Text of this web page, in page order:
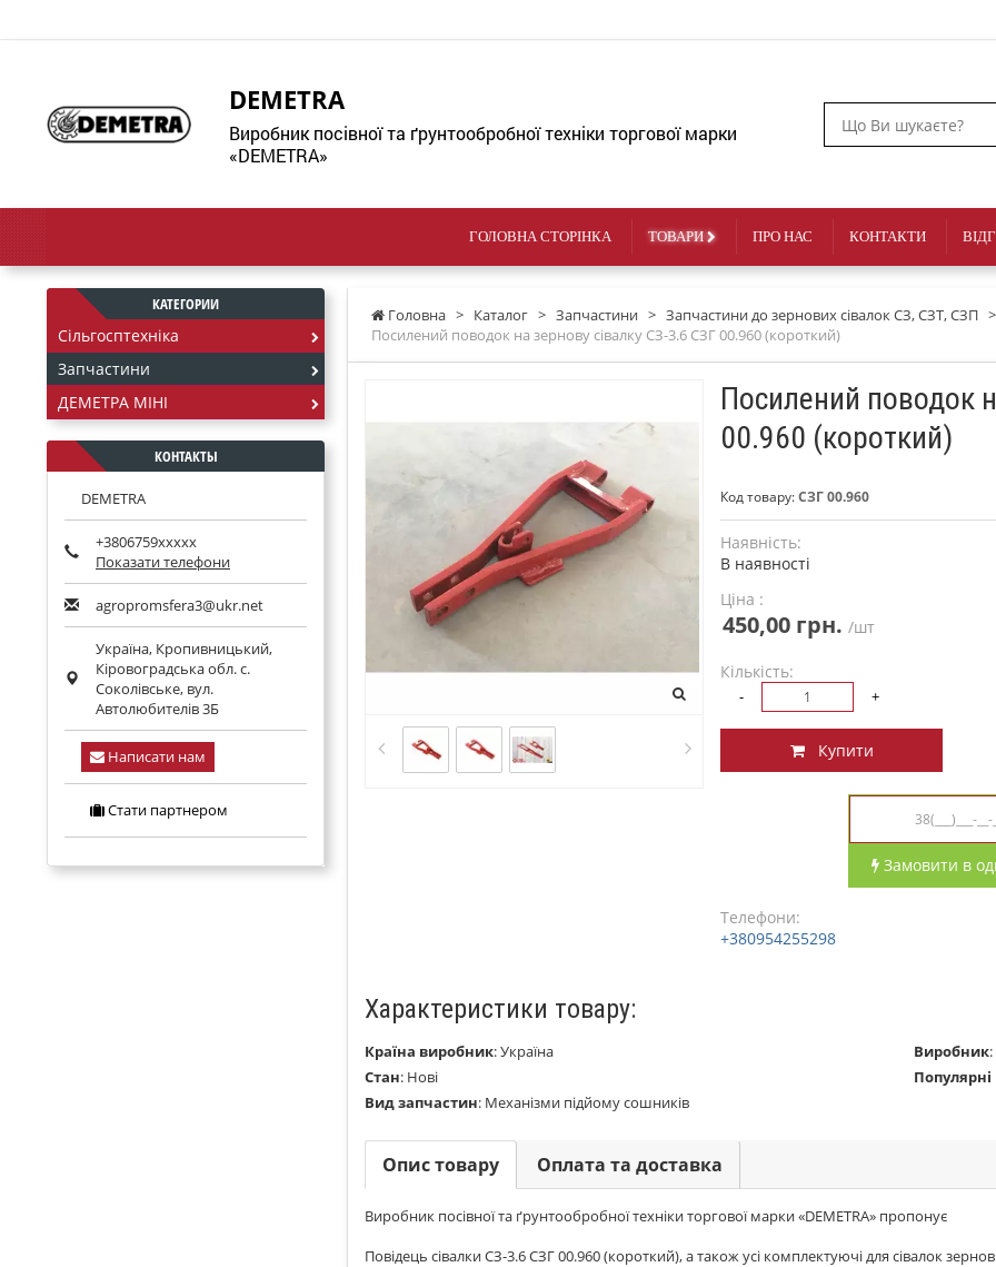
DEMETRA
Виробник посівної та ґрунтообробної техніки торгової марки
«DEMETRA»
ГОЛОВНА СТОРІНКА ТОВАРИ ПРО НАС КОНТАКТИ
Головна > Каталог > Запчастини > Запчастини до зернових сівалок СЗ, СЗТ, СЗП >
Посилений поводок на зернову сівалку СЗ-3.6 СЗГ 00.960 (короткий)
Посилений поводок
00.960 (короткий)
Код товару:СЗГ 00.960
Наявність:
В наявності
Ціна :
450,00 грн. /шт
Кількість:
- +
Купити
Замовити в
Телефони:
+380954255298
Характеристики товару:
Країна виробник:Україна Виробник:
Стан: Нові Популярні
Вид запчастин: Механізми підйому сошників
Опис товару Оплата та доставка
Виробник посівної та ґрунтообробної техніки торгової марки «DEMETRA» пропонує
Повідець сівалки СЗ-3.6 СЗГ 00.960 (короткий), а також усі комплектуючі для сівалок
КАТЕГОРИИ
Сільгосптехніка
Запчастини
ДЕМЕТРА МІНІ
КОНТАКТЫ
DEMETRA
+3806759xxxxx
Показати телефони
agropromsfera3@ukr.net
Україна, Кропивницький,
Кіровоградська обл.с.
Соколівське, вул.
Автолюбителів 3Б
Написати нам
Стати партнером